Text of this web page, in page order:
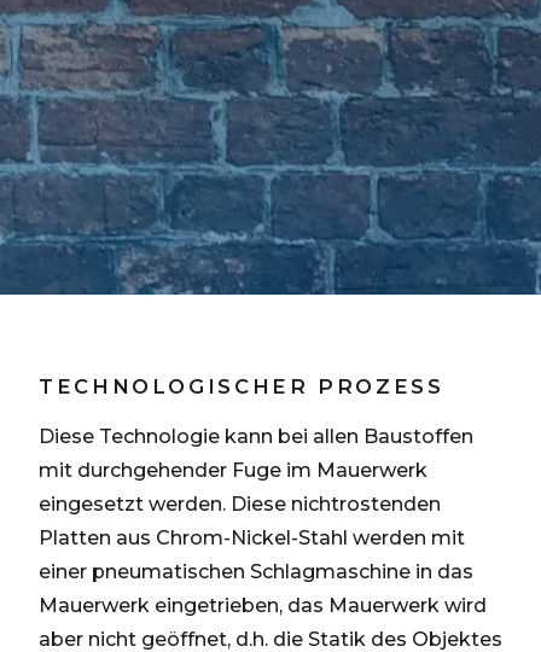
TECHNOLOGISCHER PROZESS
Diese Technologie kann bei allen Baustoffen
mit durchgehender Fuge im Mauerwerk
eingesetzt werden. Diese nichtrostenden
Platten aus Chrom-Nickel-Stahl werden mit
einer pneumatischen Schlagmaschine in das
Mauerwerk eingetrieben, das Mauerwerk wird
aber nicht geöffnet, d.h. die Statik des Objektes